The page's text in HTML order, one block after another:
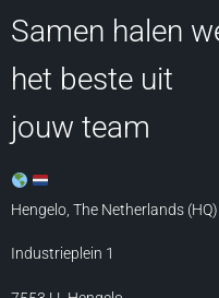
Samen halen
het beste uit
jouw team
Hengelo, The Netherlands (HQ)
Industrieplein 1